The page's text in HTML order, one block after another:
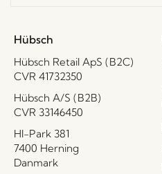
Hübsch
Hübsch Retail ApS (B2C)
CVR 41732350
Hübsch A/S (B2B)
CVR 33146450
HI-Park 381
7400 Herning
Danmark